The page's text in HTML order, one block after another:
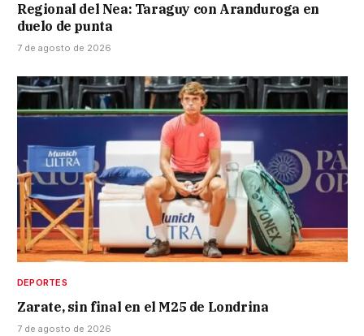
Regional del Nea: Taraguy con Aranduroga en
duelo de punta
7 de agosto de 2026
DEPORTES
Zarate, sin final en el M25 de Londrina
7 de agosto de 2026